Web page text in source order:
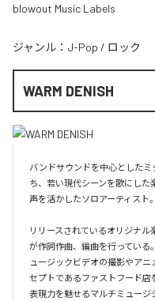
blowout Music Labels
ジャンル： J-Pop / ロック
WARM DENISH
バンドサウンドを中心とした
ち、若い現代シーンを歌にし
声を活かしたソロアーティスト。
リリースされているオリジナ
が作詞作曲、編曲を行っている
ュージックビデオの撮影やア
セプトであるファストフード店
表現力を魅せるマルチミュージ